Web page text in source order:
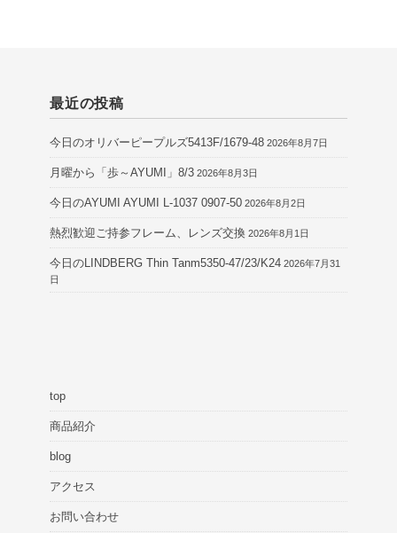
最近の投稿
今日のオリバーピープルズ5413F/1679-48 2026年8月7日
月曜から「歩～AYUMI」8/3 2026年8月3日
今日のAYUMI AYUMI L-1037 0907-50 2026年8月2日
熱烈歓迎ご持参フレーム、レンズ交換 2026年8月1日
今日のLINDBERG Thin Tanm5350-47/23/K24 2026年7月31
日
top
商品紹介
blog
アクセス
お問い合わせ